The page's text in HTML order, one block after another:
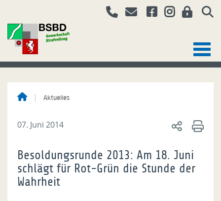
Aktuelles
07. Juni 2014
Besoldungsrunde 2013: Am 18. Juni
schlägt für Rot-Grün die Stunde der
Wahrheit